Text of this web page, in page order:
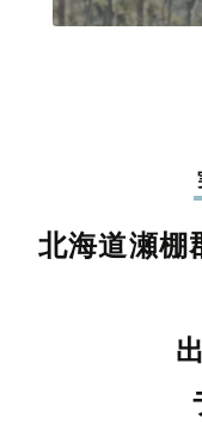
北海道瀬棚